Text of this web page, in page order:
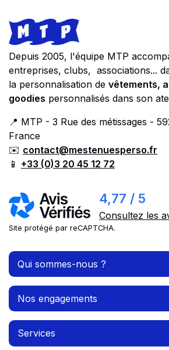
Footer
Store information
Depuis 2005, l'équipe MTP
entreprises, clubs, associations...
la personnalisation de vêtements,
goodies personnalisés dans son
📍 MTP - 3 Rue des métissages -
France
✉️ contact@mestenuesperso.fr
📱 +33 (0)3 20 45 12 72
4,77 / 5
Consultez les
Site protégé par reCAPTCHA.
Qui sommes-nous ?
Nos engagements
Services